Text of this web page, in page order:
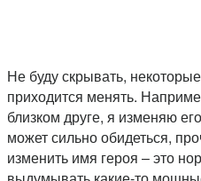
Не буду скрывать,
приходится менять.
близком друге, я изменяю
может сильно обидеться,
изменить имя героя – это